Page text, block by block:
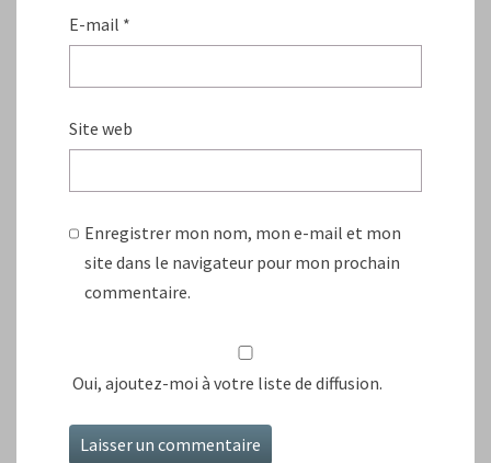
E-mail *
Site web
Enregistrer mon nom, mon e-mail et mon
site dans le navigateur pour mon prochain
commentaire.
Oui, ajoutez-moi à votre liste de diffusion.